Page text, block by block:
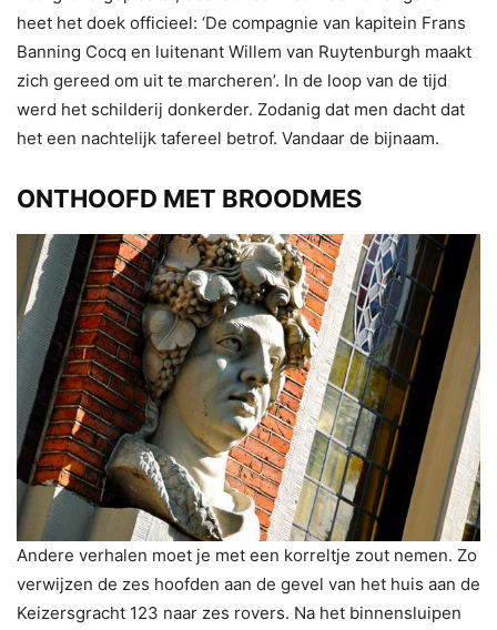
heet het doek officieel: ‘De compagnie van kapitein Frans
Banning Cocq en luitenant Willem van Ruytenburgh maakt
zich gereed om uit te marcheren’. In de loop van de tijd
werd het schilderij donkerder. Zodanig dat men dacht dat
het een nachtelijk tafereel betrof. Vandaar de bijnaam.
ONTHOOFD MET BROODMES
Andere verhalen moet je met een korreltje zout nemen. Zo
verwijzen de zes hoofden aan de gevel van het huis aan de
Keizersgracht 123 naar zes rovers. Na het binnensluipen